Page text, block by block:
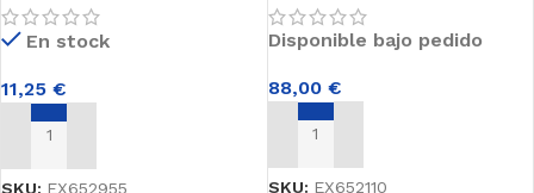
Percha
para stick ø 20 mm
EX652955
En stock
11,25 €
AÑADIR AL CARRITO
SKU: EX652955
cm EX6521110
Disponible bajo pedido
88,00 €
AÑADIR AL CARRITO
SKU: EX652110